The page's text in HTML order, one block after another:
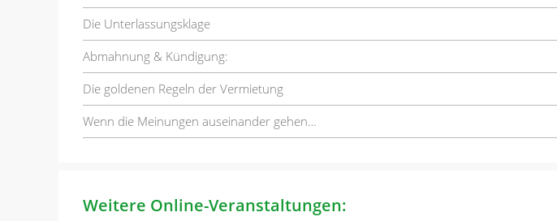
Die Unterlassungsklage
Abmahnung & Kündigung:
Die goldenen Regeln der Vermietung
Wenn die Meinungen auseinander gehen…
Weitere Online-Veranstaltungen: